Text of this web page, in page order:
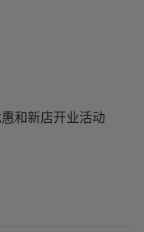
和新店开业活动